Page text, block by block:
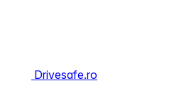
Drivesafe.ro